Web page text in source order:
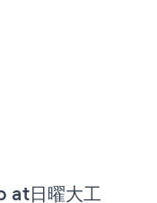
at日曜大工